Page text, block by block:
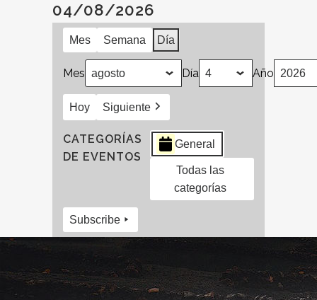
04/08/2026
Mes Semana Día
Mes Día Año
Hoy Siguiente
CATEGORÍAS
DE EVENTOS
General
Todas las
categorías
Subscribe